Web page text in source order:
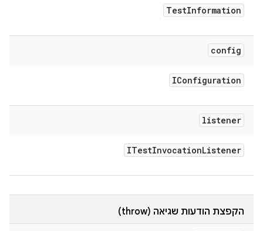
TestInformation
config
IConfiguration
listener
ITestInvocationListener
הקפצת הודעות שגיאה (throw)